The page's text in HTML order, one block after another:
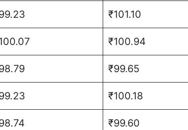
₹101.10
₹100.94
₹99.65
₹100.18
₹99.60